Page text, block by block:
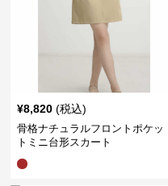
¥8,820 (税込)
骨格ナチュラルフロントポケッ
トミニ台形スカート